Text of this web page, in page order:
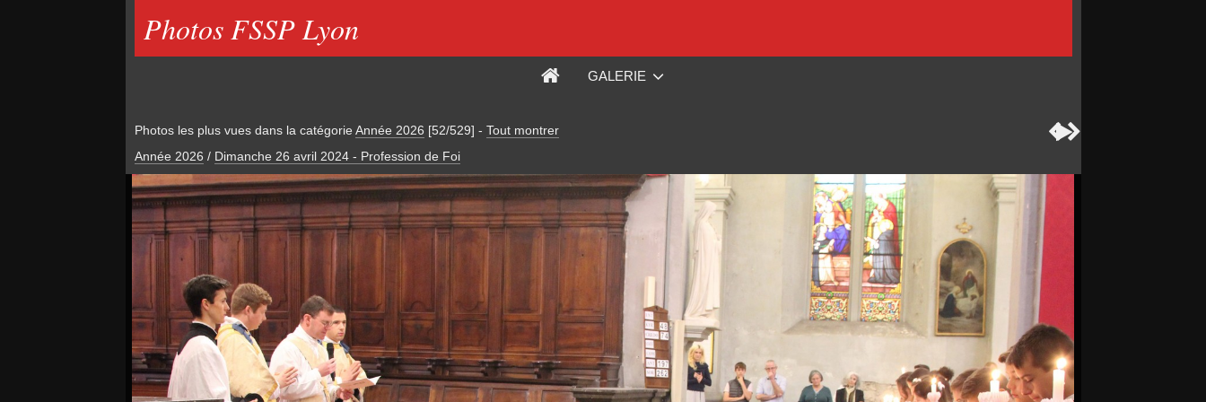
Photos FSSP Lyon
GALERIE
Photos les plus vues dans la catégorie Année 2026 [52/529] - Tout montrer
Année 2026 / Dimanche 26 avril 2024 - Profession de Foi
